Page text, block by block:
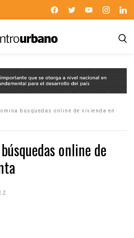
búsquedas online de vivienda en
online de